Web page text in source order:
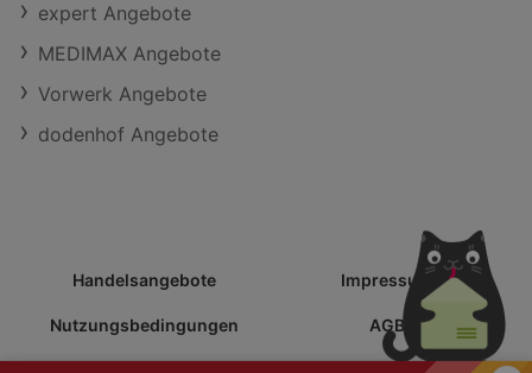
Möchtest du spezielle Angebote von Handelsangebote per
Email erhalten?
expert Angebote
MEDIMAX Angebote
Vorwerk Angebote
dodenhof Angebote
Handelsangebote Impressum
Nutzungsbedingungen AGB